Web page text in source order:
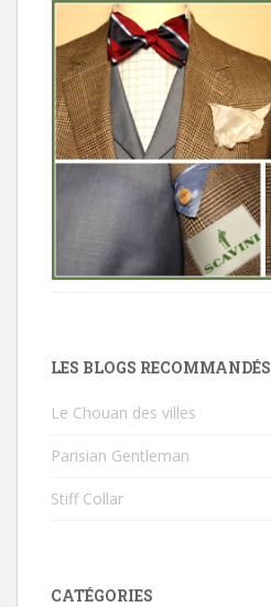
LES BLOGS RECOMMANDÉS
Le Chouan des villes
Parisian Gentleman
Stiff Collar
CATÉGORIES